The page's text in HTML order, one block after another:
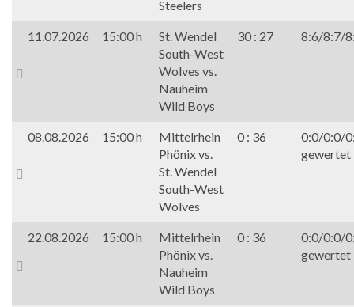
Steelers
11.07.2026 15:00 h
St. Wendel
South-West
Wolves vs.
Nauheim
Wild Boys
30 : 27 8:6/8:7/
08.08.2026 15:00 h
Mittelrhein
Phönix vs.
St. Wendel
South-West
Wolves
0 : 36
0:0/0:0/
gewertet
22.08.2026 15:00 h
Mittelrhein
Phönix vs.
Nauheim
Wild Boys
0 : 36
0:0/0:0/
gewertet